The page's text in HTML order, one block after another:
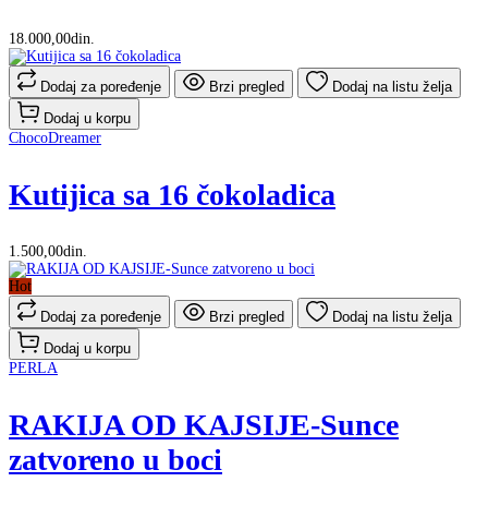
18.000,00din.
Dodaj za poređenje Brzi pregled
Dodaj na listu želja
Dodaj u korpu
ChocoDreamer
Kutijica sa 16 čokoladica
1.500,00din.
Hot
Dodaj za poređenje
Brzi pregled
Dodaj na listu želja
Dodaj u korpu
PERLA
RAKIJA OD KAJSIJE-Sunce
zatvoreno u boci